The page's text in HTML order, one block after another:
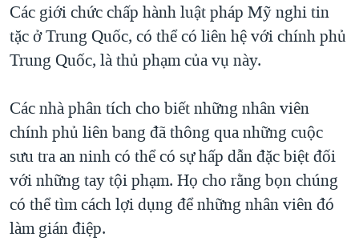
QUAN HỆ VIỆT MỸ
Các giới chức chấp hành luật pháp Mỹ nghi tin
tặc ở Trung Quốc, có thể có liên hệ với chính phủ
Trung Quốc, là thủ phạm của vụ này.
Các nhà phân tích cho biết những nhân viên
chính phủ liên bang đã thông qua những cuộc
sưu tra an ninh có thể có sự hấp dẫn đặc biệt đối
với những tay tội phạm. Họ cho rằng bọn chúng
có thể tìm cách lợi dụng để những nhân viên đó
làm gián điệp.